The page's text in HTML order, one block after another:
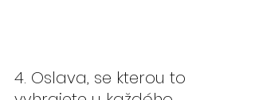
4. Oslava, se kterou to